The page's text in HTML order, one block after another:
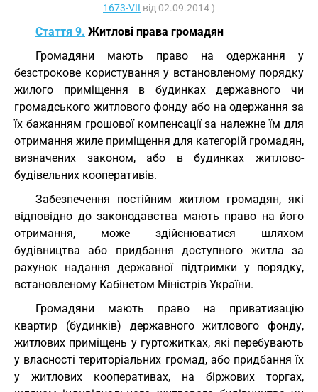
1673-VII від 02.09.2014 )
Стаття 9. Житлові права громадян
Громадяни мають право на одержання у
безстрокове користування у встановленому порядку
жилого приміщення в будинках державного чи
громадського житлового фонду або на одержання за
їх бажанням грошової компенсації за належне їм для
отримання жиле приміщення для категорій громадян,
визначених законом, або в будинках житлово-
будівельних кооперативів.
Забезпечення постійним житлом громадян, які
відповідно до законодавства мають право на його
отримання, може здійснюватися шляхом
будівництва або придбання доступного житла за
рахунок надання державної підтримки у порядку,
встановленому Кабінетом Міністрів України.
Громадяни мають право на приватизацію
квартир (будинків) державного житлового фонду,
житлових приміщень у гуртожитках, які перебувають
у власності територіальних громад, або придбання їх
у житлових кооперативах, на біржових торгах,